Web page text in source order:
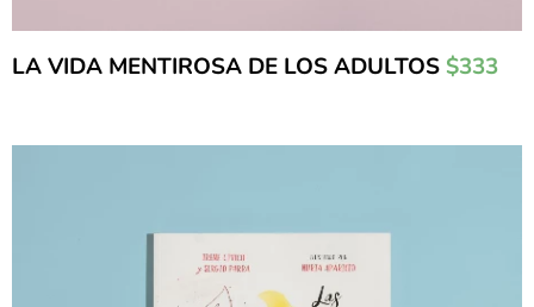
LA VIDA MENTIROSA DE LOS ADULTOS $333